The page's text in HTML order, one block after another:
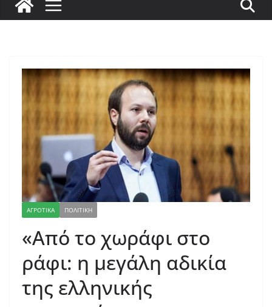
ΑΓΡΟΤΙΚΑ ΠΟΛΙΤΙΚΗ
«Από το χωράφι στο
ράφι: η μεγάλη αδικία
της ελληνικής